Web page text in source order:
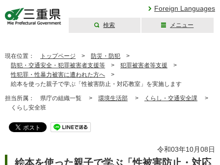
Foreign Languages
検索 メニュー
現在位置： トップページ > 防災・防犯 >
防犯・交通安全・犯罪被害者支援等 > 犯罪被害者等支援 >
性犯罪・性暴力被害に遭われた方へ >
絵本を使った親子で学ぶ「性被害防止・対応教室」を実施します
担当所属： 県庁の組織一覧 > 環境生活部 > くらし・交通安全課 >
くらし安全班
令和03年10月08日
絵本を使った親子で学ぶ「性被害防止・対応